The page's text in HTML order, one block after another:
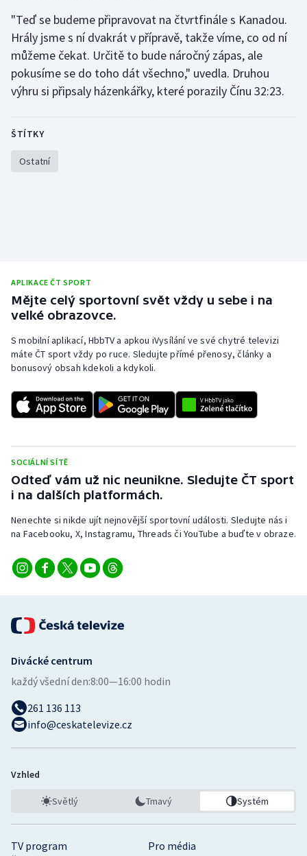
Plavání
Plážový volejbal
Ragby
Triatlon
Veslování
Vodní slalom
Ostatní
"Teď se budeme připravovat na čtvrtfinále s Kanadou.
Hrály jsme s ní dvakrát v přípravě, takže víme, co od ní
můžeme čekat. Určitě to bude náročný zápas, ale
pokusíme se do toho dát všechno," uvedla. Druhou
výhru si připsaly házenkářky, které porazily Čínu 32:23.
ŠTÍTKY
Ostatní
APLIKACE ČT SPORT
Mějte celý sportovní svět vždy u sebe i na
velké obrazovce.
S mobilní aplikací, HbbTV a apkou iVysílání ve své chytré televizi
máte ČT sport vždy po ruce. Sledujte přímé přenosy, články a
bonusový obsah kdekoli a kdykoli.
SOCIÁLNÍ SÍTĚ
Odteď vám už nic neunikne. Sledujte ČT sport
i na dalších platformách.
Nenechte si nikde ujít nejnovější sportovní události. Sledujte nás i
na Facebooku, X, Instagramu, Threads či YouTube a buďte v obraze.
TV program
Pro média
Divácké centrum
každý všední den:8:00—16:00 hodin
261 136 113
info@ceskatelevize.cz
Vzhled
Světlý Tmavý Systém